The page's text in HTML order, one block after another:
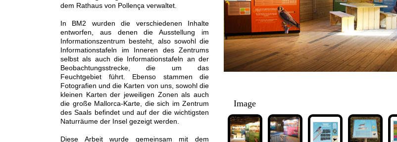
dem Rathaus von Pollença verwaltet.
In BM2 wurden die verschiedenen Inhalte
entworfen, aus denen die Ausstellung im
Informationszentrum besteht, also sowohl die
Informationstafeln im Inneren des Zentrums
selbst als auch die Informationstafeln an der
Beobachtungsstrecke, die um das
Feuchtgebiet führt. Ebenso stammen die
Fotografien und die Karten von uns, sowohl die
kleinen Karten der jeweiligen Zonen als auch
die große Mallorca-Karte, die sich im Zentrum
des Saals befindet und auf der die wichtigsten
Naturräume der Insel gezeigt werden.
Diese Arbeit wurde gemeinsam mit dem
Image